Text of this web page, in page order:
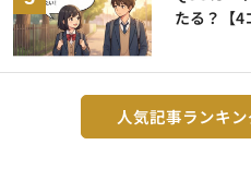
たる？【4
人気記事ランキ